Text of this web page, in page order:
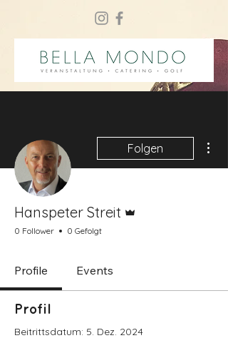
Folgen
Hanspeter Streit
0 Follower 0 Gefolgt
Profile Events
Profil
Beitrittsdatum: 5. Dez. 2024